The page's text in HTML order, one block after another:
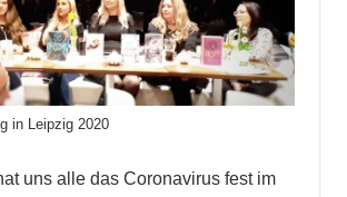
in Leipzig 2020
uns alle das Coronavirus fest im